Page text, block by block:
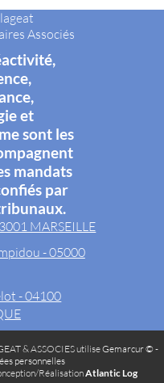
Associés
et
sont les
mandats
par
MARSEILLE
- 05000
- 04100
& ASSOCIES utiliseGemarcur © -
personnelles
RéalisationAtlantic Log